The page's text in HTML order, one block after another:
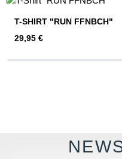
T-SHIRT "RUN FFNBCH"
Regulärer Preis:
29,95 €